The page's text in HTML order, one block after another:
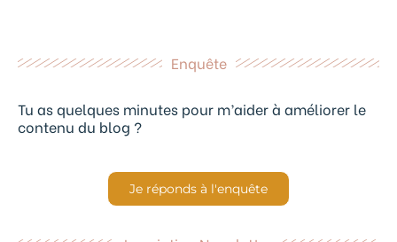
Enquête
Tu as quelques minutes pour m’aider à améliorer le
contenu du blog ?
Je réponds à l'enquête